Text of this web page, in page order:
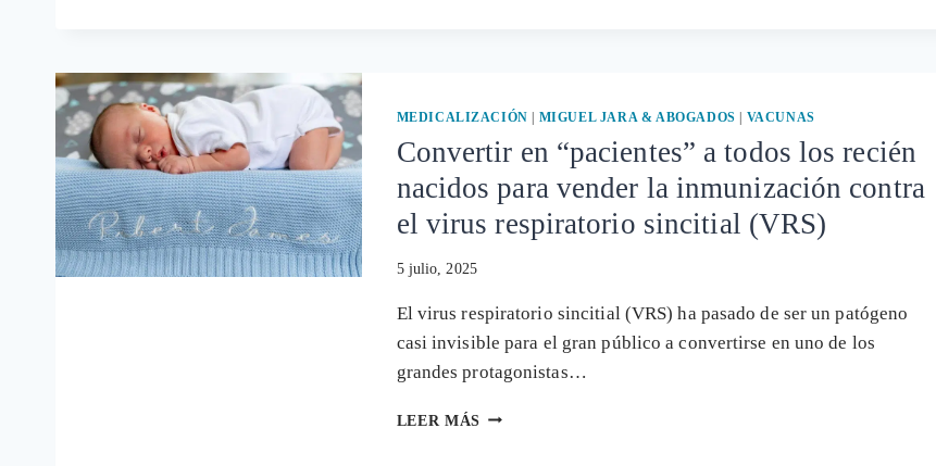
EXCESO
VITAMINA
D
EN
SUPLEMENTOS
MEDICALIZACIÓN MIGUEL JARA & ABOGADOS VACUNAS
Convertir en “pacientes” a todos los recién
nacidos para vender la inmunización contra
el virus respiratorio sincitial (VRS)
5 julio, 2025
El virus respiratorio sincitial (VRS) ha pasado de ser un patógeno
casi invisible para el gran público a convertirse en uno de los
grandes protagonistas…
LEER MÁS CONVERTIR